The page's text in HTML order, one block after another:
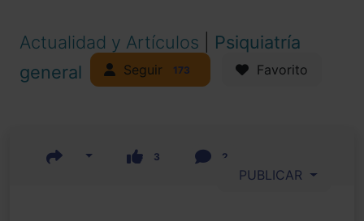
Actualidad y Artículos
Psiquiatría
general
Seguir 173 Favorito
3 2
PUBLICAR